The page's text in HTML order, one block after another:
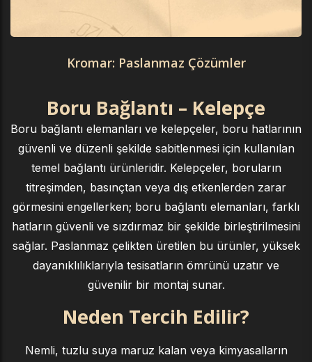
Kromar: Paslanmaz Çözümler
Boru Bağlantı – Kelepçe
Boru bağlantı elemanları ve kelepçeler, boru hatlarının
güvenli ve düzenli şekilde sabitlenmesi için kullanılan
temel bağlantı ürünleridir. Kelepçeler, boruların
titreşimden, basınçtan veya dış etkenlerden zarar
görmesini engellerken; boru bağlantı elemanları, farklı
hatların güvenli ve sızdırmaz bir şekilde birleştirilmesini
sağlar. Paslanmaz çelikten üretilen bu ürünler, yüksek
dayanıklılıklarıyla tesisatların ömrünü uzatır ve
güvenilir bir montaj sunar.
Neden Tercih Edilir?
Nemli, tuzlu suya maruz kalan veya kimyasalların